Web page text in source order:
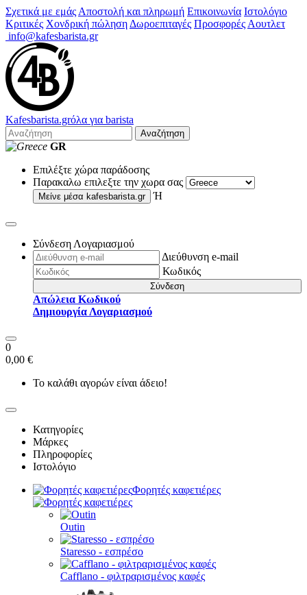
Σχετικά με εμάς Αποστολή και πληρωμή Επικοινωνία Ιστολόγιο
Κριτικές Χονδρική πώληση Δωροεπιταγές Προσφορές Αουτλετ
info@kafesbarista.gr
Kafesbarista.grόλα για barista
Αναζήτηση
GR
Επιλέξτε χώρα παράδοσης
Παρακαλω επιλεξτε την χωρα σας
Μείνε μέσα kafesbarista.gr Ή
Σύνδεση Λογαριασμού
Διεύθυνση e-mail
Κωδικός
Σύνδεση
Απώλεια Κωδικού
Δημιουργία Λογαριασμού
0
0,00 €
Το καλάθι αγορών είναι άδειο!
Κατηγορίες
Μάρκες
Πληροφορίες
Ιστολόγιο
Φορητές καφετιέρες
Outin
Staresso - εσπρέσο
Cafflano - φιλτραρισμένος καφές